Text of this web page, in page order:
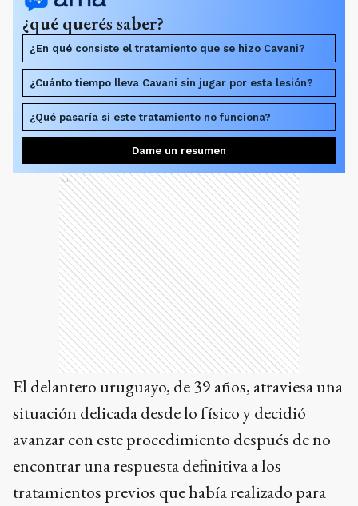
¿qué querés saber?
¿En qué consiste el tratamiento que se hizo Cavani?
¿Cuánto tiempo lleva Cavani sin jugar por esta lesión?
¿Qué pasaría si este tratamiento no funciona?
Dame un resumen
Ads
El delantero uruguayo, de 39 años, atraviesa una
situación delicada desde lo físico y decidió
avanzar con este procedimiento después de no
encontrar una respuesta definitiva a los
tratamientos previos que había realizado para